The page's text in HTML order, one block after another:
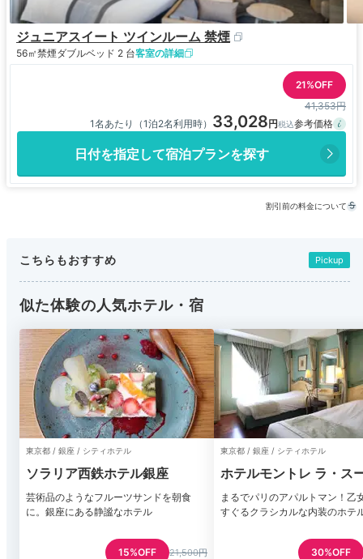
ジュニアスイート ツインルーム 禁煙
56㎡禁煙ダブルベッド 2 台客室の詳細
21%OFF
41,353円
1名あたり（1泊2名利用時） 33,028
日付を指定して宿泊プランを探す
割引前の料金について
こちらもおすすめ Pickup
似た体験の人気ホテル・宿
東京都 / 銀座 / シティホテル
ソラリア西鉄ホテル銀座
芸術品のようなフルーツサンドを朝食
に。銀座にある静謐なホテル
15%OFF 21,500円
東京都 / 銀座 / シティホテル
ホテルモントレ ラ・ス
ンザ
まるでパリのアパルトマン！乙
すぐるクラシカルな内装のホテ
30%OFF